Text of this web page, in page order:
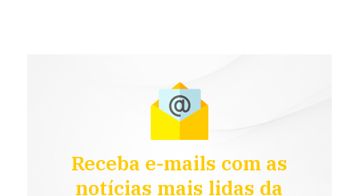
Receba e-mails com as
notícias mais lidas da